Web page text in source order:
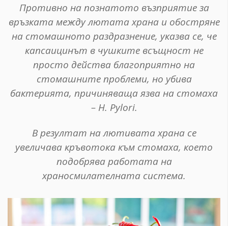
Противно на познатото възприятие за
връзката между лютата храна и обостряне
на стомашното раздразнение, указва се, че
капсаицинът в чушките всъщност не
просто действа благоприятно на
стомашните проблеми, но убива
бактерията, причиняваща язва на стомаха
– H. Pylori.
В резултат на лютивата храна се
увеличава кръвотока към стомаха, което
подобрява работата на
храносмилателната система.